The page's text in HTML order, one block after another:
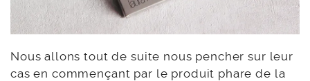
Nous allons tout de suite nous pencher sur leur
cas en commençant par le produit phare de la